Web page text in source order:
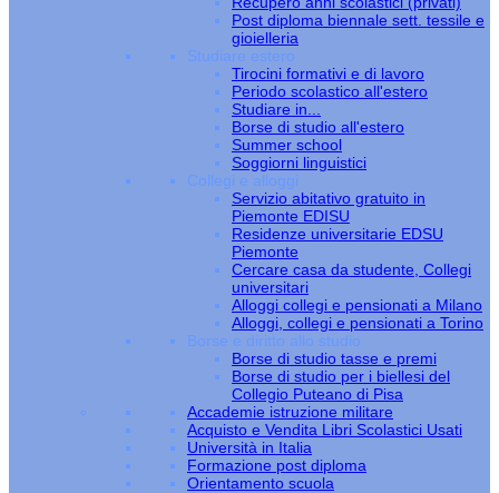
Post diploma biennale sett. tessile e
gioielleria
Studiare estero
Tirocini formativi e di lavoro
Periodo scolastico all'estero
Studiare in...
Borse di studio all'estero
Summer school
Soggiorni linguistici
Collegi e alloggi
Servizio abitativo gratuito in
Piemonte EDISU
Residenze universitarie EDSU
Piemonte
Cercare casa da studente, Collegi
universitari
Alloggi collegi e pensionati a Milano
Alloggi, collegi e pensionati a Torino
Borse e diritto allo studio
Borse di studio tasse e premi
Borse di studio per i biellesi del
Collegio Puteano di Pisa
Accademie istruzione militare
Acquisto e Vendita Libri Scolastici Usati
Università in Italia
Formazione post diploma
Orientamento scuola